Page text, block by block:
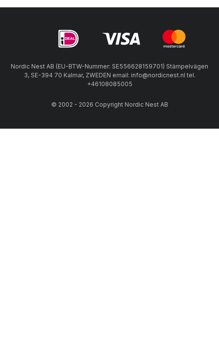
Nordic Nest AB (EU-BTW-Nummer: SE556628159701) Stämpelvägen
3, SE-394 70 Kalmar, ZWEDEN email: info@nordicnest.nl tel.
+46108085005
© 2002 - 2026 Copyright Nordic Nest AB